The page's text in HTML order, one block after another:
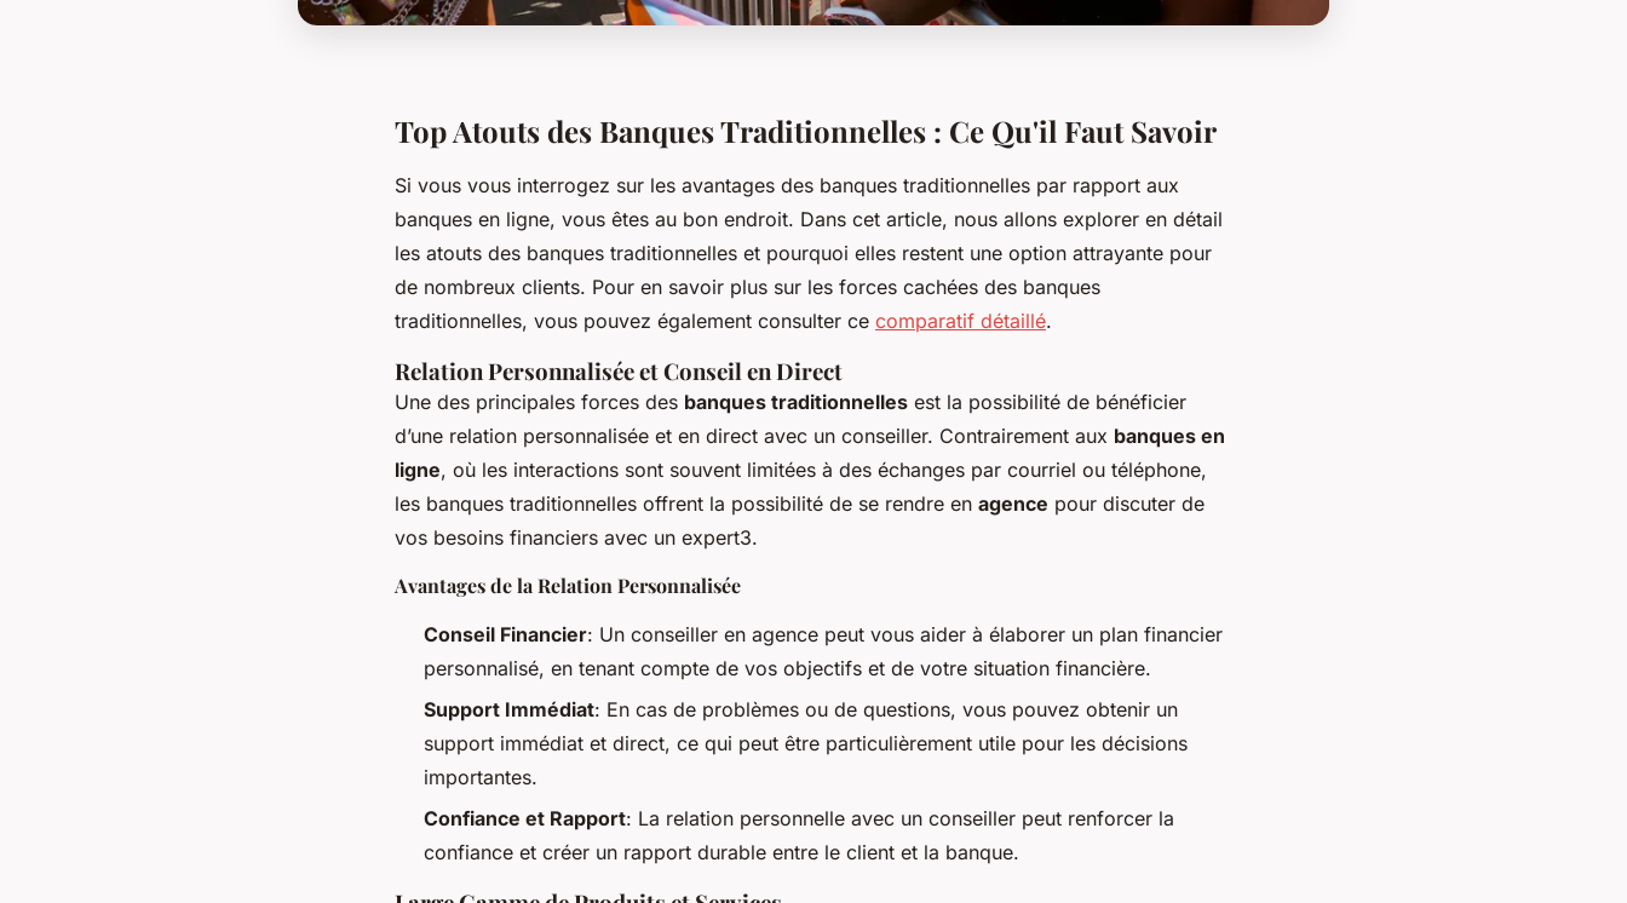
Top Atouts des Banques Traditionnelles : Ce Qu'il Faut Savoir
Si vous vous interrogez sur les avantages des banques traditionnelles par rapport aux
banques en ligne, vous êtes au bon endroit. Dans cet article, nous allons explorer en détail
les atouts des banques traditionnelles et pourquoi elles restent une option attrayante pour
de nombreux clients. Pour en savoir plus sur les forces cachées des banques
traditionnelles, vous pouvez également consulter ce comparatif détaillé.
Relation Personnalisée et Conseil en Direct
Une des principales forces des banques traditionnelles est la possibilité de bénéficier
d’une relation personnalisée et en direct avec un conseiller. Contrairement aux banques en
ligne, où les interactions sont souvent limitées à des échanges par courriel ou téléphone,
les banques traditionnelles offrent la possibilité de se rendre en agence pour discuter de
vos besoins financiers avec un expert3.
Avantages de la Relation Personnalisée
Conseil Financier: Un conseiller en agence peut vous aider à élaborer un plan financier
personnalisé, en tenant compte de vos objectifs et de votre situation financière.
Support Immédiat: En cas de problèmes ou de questions, vous pouvez obtenir un
support immédiat et direct, ce qui peut être particulièrement utile pour les décisions
importantes.
Confiance et Rapport: La relation personnelle avec un conseiller peut renforcer la
confiance et créer un rapport durable entre le client et la banque.